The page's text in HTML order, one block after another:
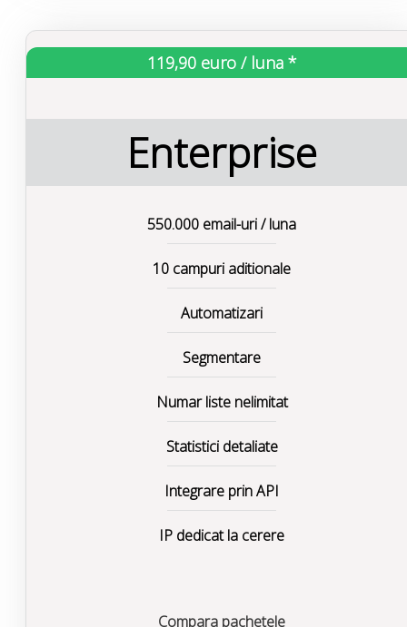
119,90 euro / luna *
Enterprise
550.000 email-uri / luna
10 campuri aditionale
Automatizari
Segmentare
Numar liste nelimitat
Statistici detaliate
Integrare prin API
IP dedicat la cerere
Compara pachetele